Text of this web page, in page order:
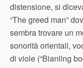
distensione, si
“The greed man”
sembra trovare un
sonorità orientali,
di viole (“Bianling